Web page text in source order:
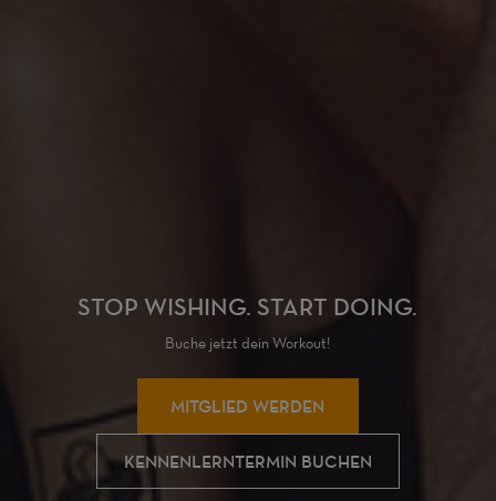
STOP WISHING. START DOING.
Buche jetzt dein Workout!
MITGLIED WERDEN
KENNENLERNTERMIN BUCHEN